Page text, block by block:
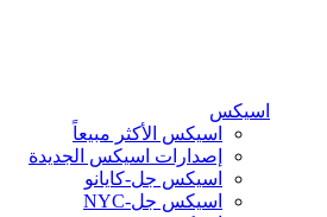
اسيكس
اسيكس الأكثر مبيعاً
إصدارات اسيكس الجديدة
اسيكس جل-كايانو
اسيكس جل-NYC